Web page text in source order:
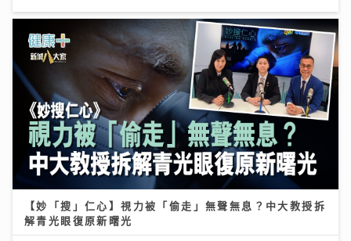
【妙「搜」仁心】視力被「偷走」無聲無息？中大教授拆
解青光眼復原新曙光